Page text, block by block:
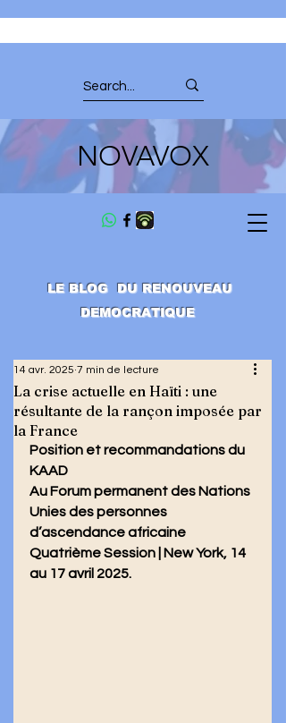
NOVAVOX
LE BLOG DU RENOUVEAU
DEMOCRATIQUE
La crise actuelle en Haïti : une
résultante de la rançon imposée par
la France
14 avr. 2025 7 min de lecture
Position et recommandations du
KAAD
Au Forum permanent des Nations
Unies des personnes
d’ascendance africaine
Quatrième Session | New York, 14
au 17 avril 2025.